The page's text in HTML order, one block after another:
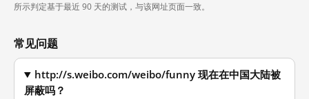
所示判定基于最近 90 天的测试，与该网址页面一致。
常见问题
http://s.weibo.com/weibo/funny 现在在中国大陆被
屏蔽吗？